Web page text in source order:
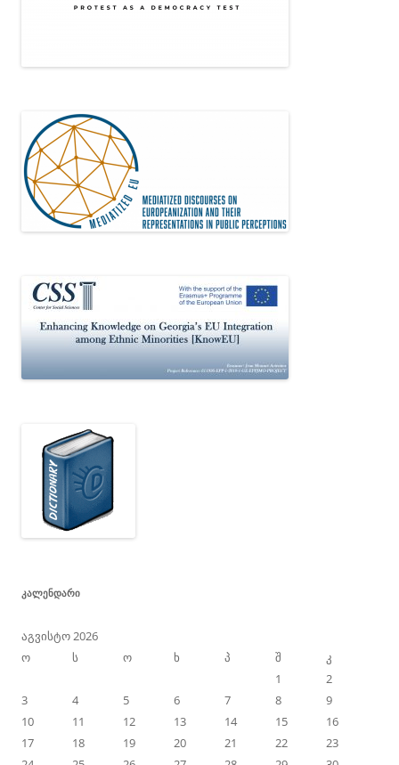
ᲙᲐᲚᲔᲜᲓᲐᲠᲘ
აგვისტო 2026
ო
ს ო ხ პ შ
კ
1
2
3
4 5 6 7 8
9
10
11 12 13 14 15
16
17
18 19 20 21 22
23